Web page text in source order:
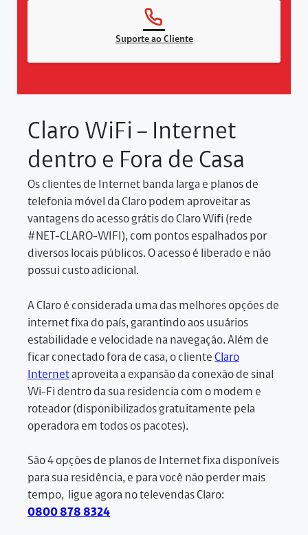
Suporte ao Cliente
Claro WiFi – Internet
dentro e Fora de Casa
Os clientes de Internet banda larga e planos de
telefonia móvel da Claro podem aproveitar as
vantagens do acesso grátis do Claro Wifi (rede
#NET-CLARO-WIFI), com pontos espalhados por
diversos locais públicos. O acesso é liberado e não
possui custo adicional.
A Claro é considerada uma das melhores opções de
internet fixa do país, garantindo aos usuários
estabilidade e velocidade na navegação. Além de
ficar conectado fora de casa, o cliente Claro
Internetaproveita a expansão da conexão de sinal
Wi-Fi dentro da sua residencia com o modem e
roteador (disponibilizados gratuitamente pela
operadora em todos os pacotes).
São 4 opções de planos de Internet fixa disponíveis
para sua residência, e para você não perder mais
tempo, ligue agora no televendas Claro:
0800 878 8324